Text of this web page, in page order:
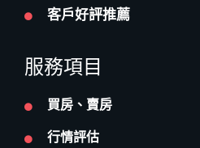
客戶好評推薦
服務項目
買房、賣房
行情評估